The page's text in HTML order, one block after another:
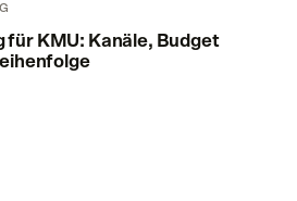
KMU: Kanäle, Budget